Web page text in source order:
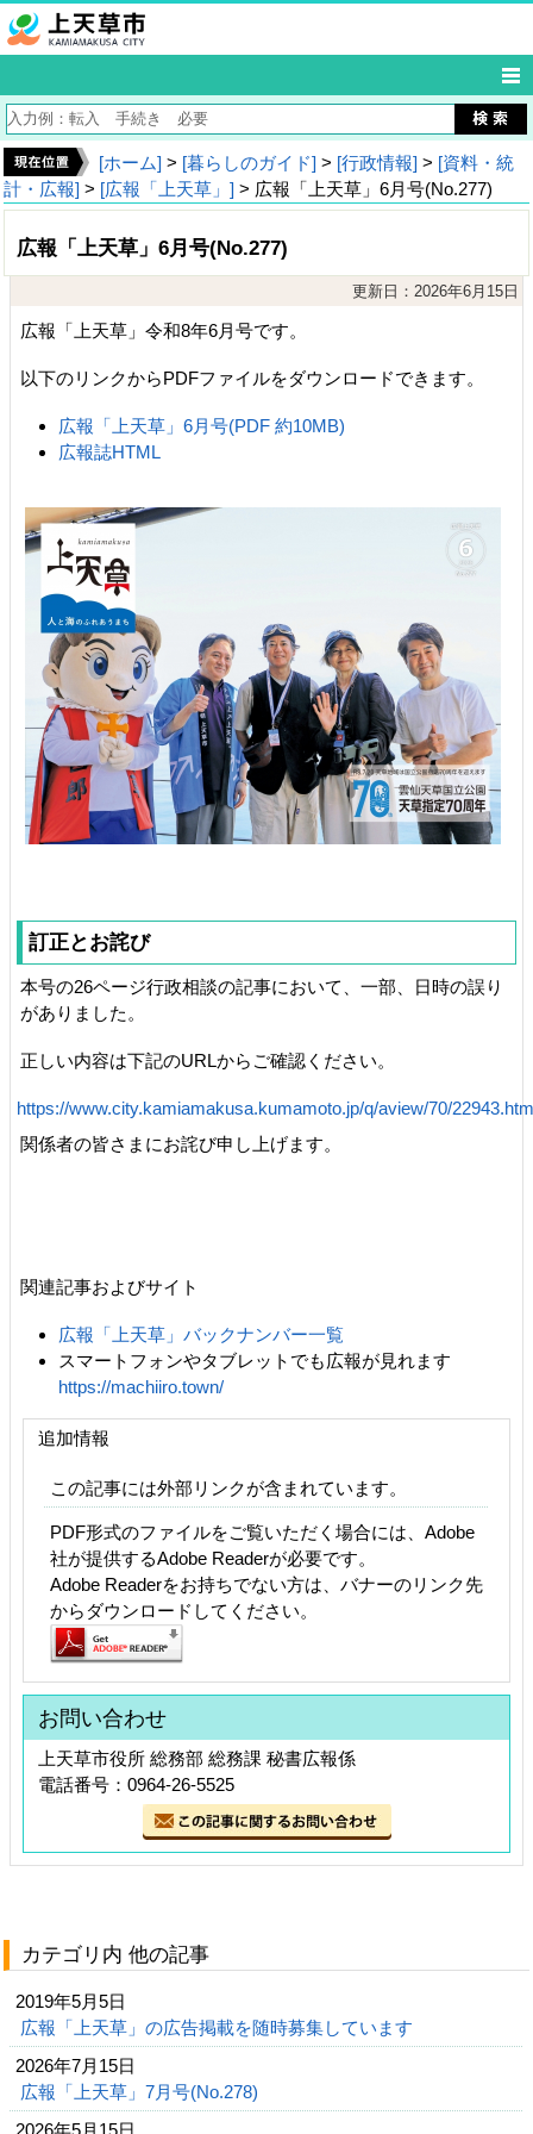
[ホーム] > [暮らしのガイド] > [行政情報] > [資料・統
計・広報] > [広報「上天草」] > 広報「上天草」6月号(No.277)
広報「上天草」6月号(No.277)
更新日：2026年6月15日
広報「上天草」令和8年6月号です。
以下のリンクからPDFファイルをダウンロードできます。
広報「上天草」6月号(PDF 約10MB)
広報誌HTML
訂正とお詫び
本号の26ページ行政相談の記事において、一部、日時の誤り
がありました。
正しい内容は下記のURLからご確認ください。
https://www.city.kamiamakusa.kumamoto.jp/q/aview/70/
関係者の皆さまにお詫び申し上げます。
関連記事およびサイト
広報「上天草」バックナンバー一覧
スマートフォンやタブレットでも広報が見れます
https://machiiro.town/
追加情報
この記事には外部リンクが含まれています。
PDF形式のファイルをご覧いただく場合には、Adobe
社が提供するAdobe Readerが必要です。
Adobe Readerをお持ちでない方は、バナーのリンク先
からダウンロードしてください。
お問い合わせ
上天草市役所 総務部 総務課 秘書広報係
電話番号：0964-26-5525
カテゴリ内 他の記事
2019年5月5日
広報「上天草」の広告掲載を随時募集しています
2026年7月15日
広報「上天草」7月号(No.278)
2026年5月15日